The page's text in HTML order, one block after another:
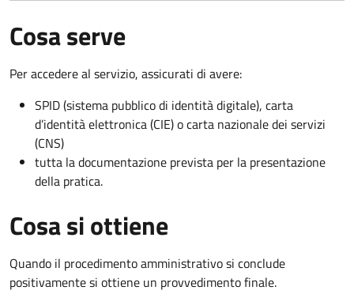
Cosa serve
Per accedere al servizio, assicurati di avere:
SPID (sistema pubblico di identità digitale), carta
d’identità elettronica (CIE) o carta nazionale dei servizi
(CNS)
tutta la documentazione prevista per la presentazione
della pratica.
Cosa si ottiene
Quando il procedimento amministrativo si conclude
positivamente si ottiene un provvedimento finale.